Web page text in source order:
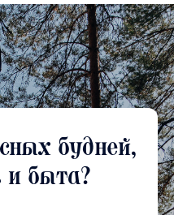
будней,
и быта?